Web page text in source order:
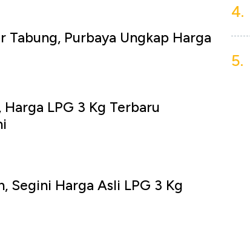
Tabung, Purbaya Ungkap Harga
LPG 3 Kg Terbaru
Segini Harga Asli LPG 3 Kg
4.
5.